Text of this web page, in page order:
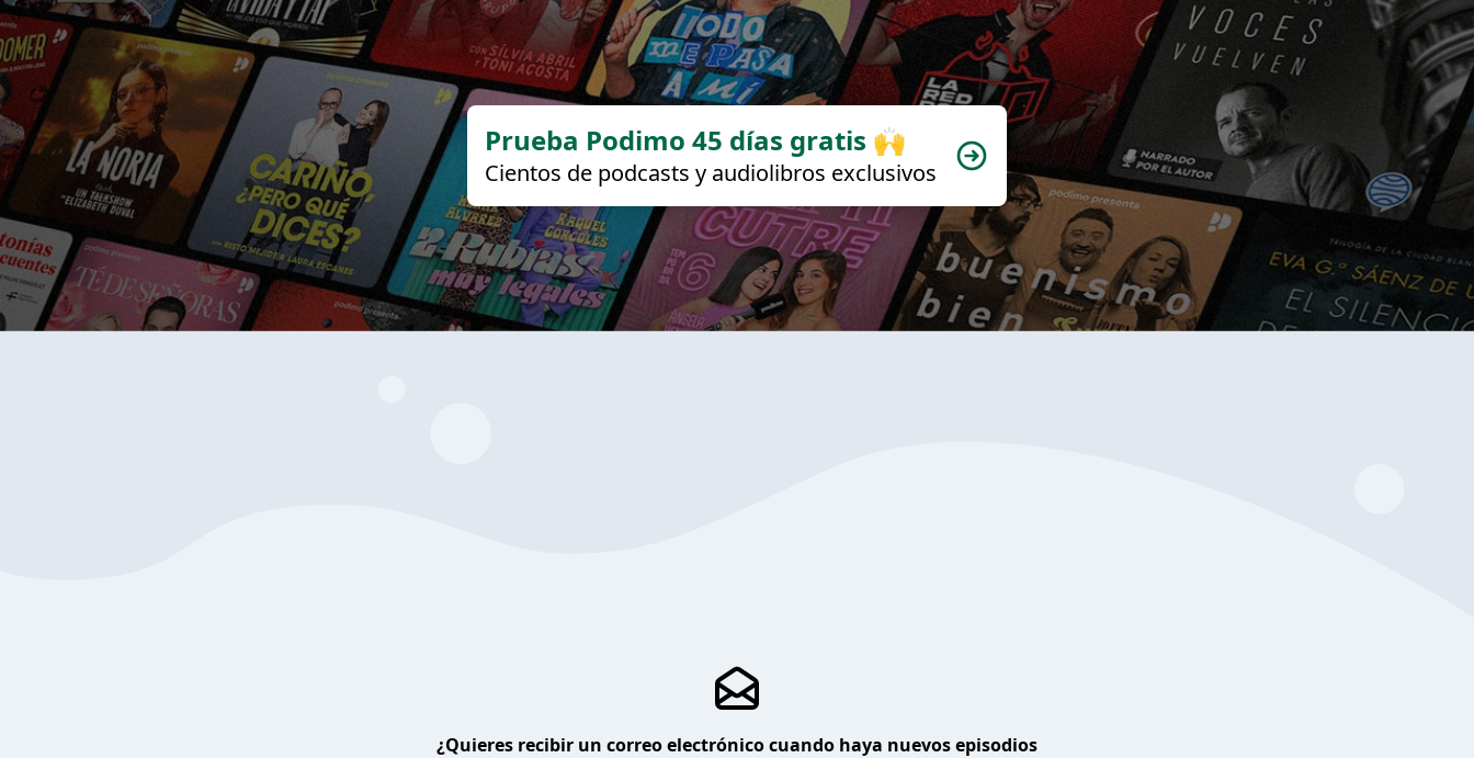
Prueba Podimo 45 días gratis 🙌
Cientos de podcasts y audiolibros exclusivos
¿Quieres recibir un correo electrónico cuando haya nuevos episodios